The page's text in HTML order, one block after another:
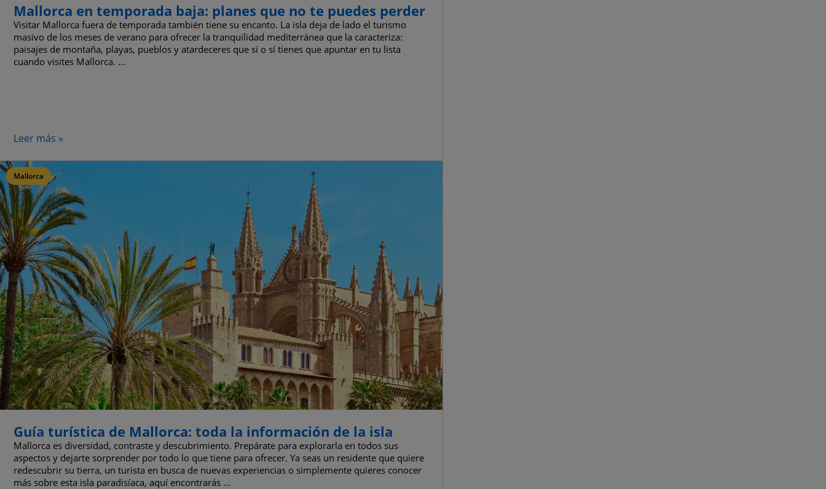
Mallorca en temporada baja: planes que no te puedes perder
Visitar Mallorca fuera de temporada también tiene su encanto. La isla deja de lado el turismo
masivo de los meses de verano para ofrecer la tranquilidad mediterránea que la caracteriza:
paisajes de montaña, playas, pueblos y atardeceres que sí o sí tienes que apuntar en tu lista
cuando visites Mallorca. ...
Leer más »
Mallorca
Guía turística de Mallorca: toda la información de la isla
Mallorca es diversidad, contraste y descubrimiento. Prepárate para explorarla en todos sus
aspectos y dejarte sorprender por todo lo que tiene para ofrecer. Ya seas un residente que quiere
redescubrir su tierra, un turista en busca de nuevas experiencias o simplemente quieres conocer
más sobre esta isla paradisíaca, aquí encontrarás ...